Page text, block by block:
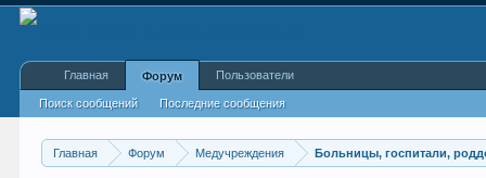
Главная Форум Медучреждения Больницы, госпитали,
Главная Форум
Поиск сообщений Последние сообщения
Пользователи